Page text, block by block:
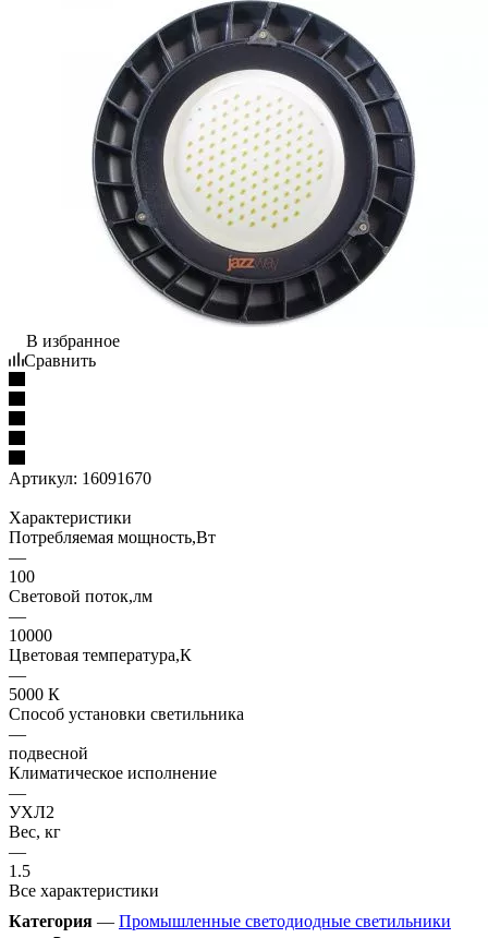
В избранное
Сравнить
Артикул: 16091670
Характеристики
Потребляемая мощность,Вт
—
100
Световой поток,лм
—
10000
Цветовая температура,К
—
5000 К
Способ установки светильника
—
подвесной
Климатическое исполнение
—
УХЛ2
Вес, кг
—
1.5
Все характеристики
Категория — Промышленные светодиодные светильники